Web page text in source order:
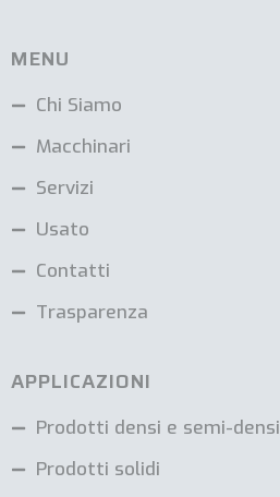
MENU
Chi Siamo
Macchinari
Servizi
Usato
Contatti
Trasparenza
APPLICAZIONI
Prodotti densi e semi-densi
Prodotti solidi